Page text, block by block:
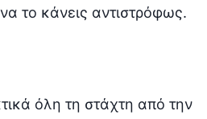
το κάνεις αντιστρόφως.
όλη τη στάχτη από την